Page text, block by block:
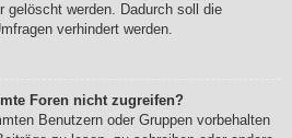
gelöscht werden. Dadurch soll die
verhindert werden.
Foren nicht zugreifen?
Benutzern oder Gruppen vorbehalten